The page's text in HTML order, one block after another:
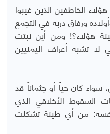
الخاطفين الذين غيبوا
ورفاق دربه في التجمع
هؤلاء؟! ومن أين نبتت
تشبه أعراف اليمنيين
سواء كان حياً أو جثماناً قد
الأخلاقي الذي
من أي طينة تشكلت